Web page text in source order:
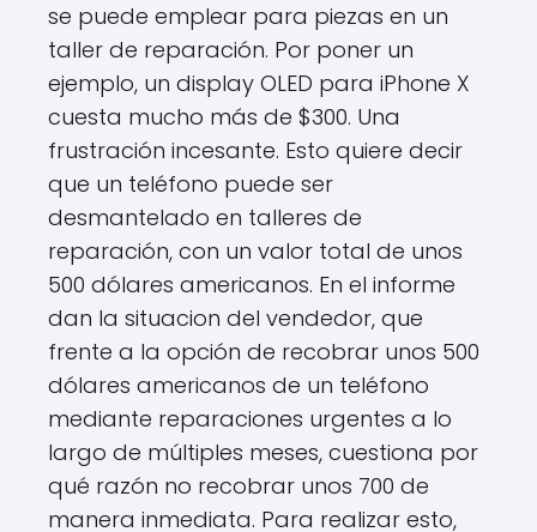
se puede emplear para piezas en un
taller de reparación. Por poner un
ejemplo, un display OLED para iPhone X
cuesta mucho más de $300. Una
frustración incesante. Esto quiere decir
que un teléfono puede ser
desmantelado en talleres de
reparación, con un valor total de unos
500 dólares americanos. En el informe
dan la situacion del vendedor, que
frente a la opción de recobrar unos 500
dólares americanos de un teléfono
mediante reparaciones urgentes a lo
largo de múltiples meses, cuestiona por
qué razón no recobrar unos 700 de
manera inmediata. Para realizar esto,